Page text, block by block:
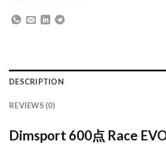
DESCRIPTION
REVIEWS (0)
Dimsport 600点 Race